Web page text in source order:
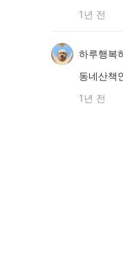
1년 전
하루행복
동네산책
1년 전